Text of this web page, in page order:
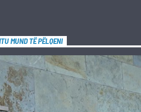
MUND TË PËLQENI